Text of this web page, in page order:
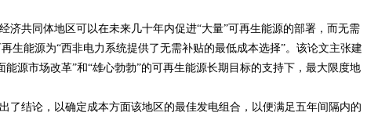
济共同体地区可以在未来几十年内促进“大量”可再生能源的部署，而无需
生能源为“西非电力系统提供了无需补贴的最低成本选择”。该论文主张建
能源市场改革”和“雄心勃勃”的可再生能源长期目标的支持下，最大限度地
了结论，以确定成本方面该地区的最佳发电组合，以便满足五年间隔内的